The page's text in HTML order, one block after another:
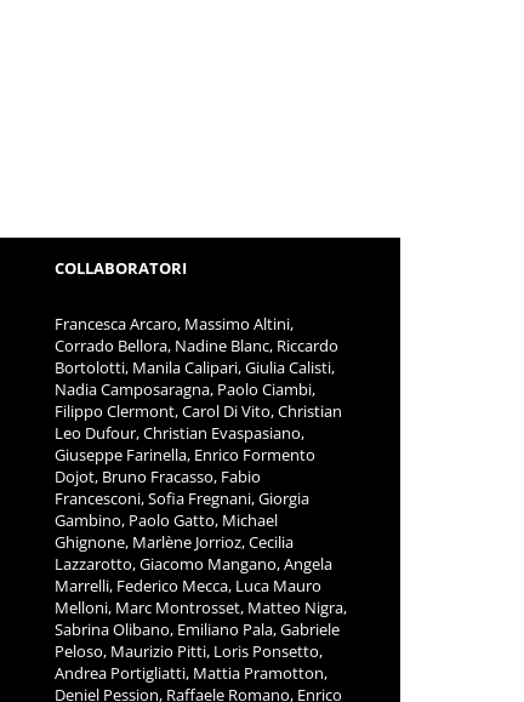
COLLABORATORI
Francesca Arcaro, Massimo Altini,
Corrado Bellora, Nadine Blanc, Riccardo
Bortolotti, Manila Calipari, Giulia Calisti,
Nadia Camposaragna, Paolo Ciambi,
Filippo Clermont, Carol Di Vito, Christian
Leo Dufour, Christian Evaspasiano,
Giuseppe Farinella, Enrico Formento
Dojot, Bruno Fracasso, Fabio
Francesconi, Sofia Fregnani, Giorgia
Gambino, Paolo Gatto, Michael
Ghignone, Marlène Jorrioz, Cecilia
Lazzarotto, Giacomo Mangano, Angela
Marrelli, Federico Mecca, Luca Mauro
Melloni, Marc Montrosset, Matteo Nigra,
Sabrina Olibano, Emiliano Pala, Gabriele
Peloso, Maurizio Pitti, Loris Ponsetto,
Andrea Portigliatti, Mattia Pramotton,
Deniel Pession, Raffaele Romano, Enrico